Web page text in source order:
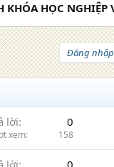
KHÓA HỌC NGHIỆP
Đăng
lời 0
xem 158
lời 0